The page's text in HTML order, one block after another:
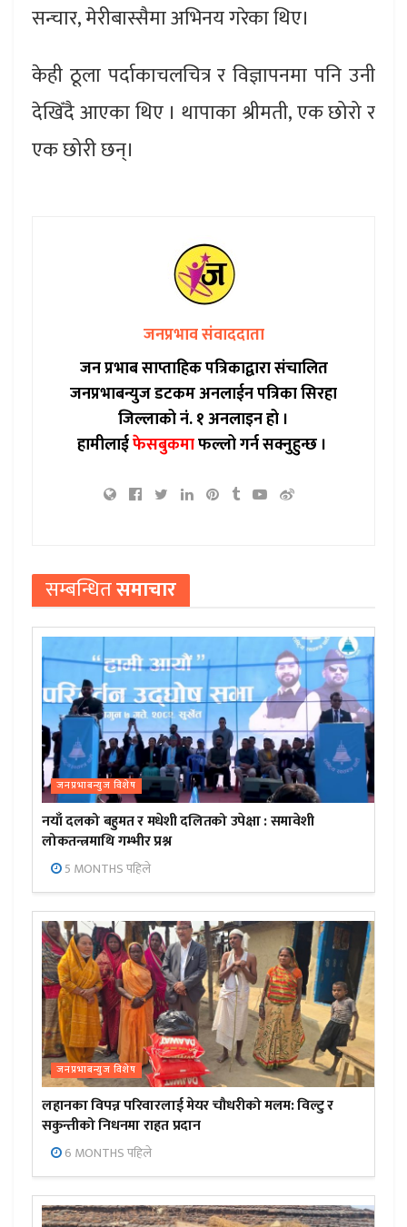
सन्चार, मेरीबास्सैमा अभिनय गरेका थिए।
केही ठूला पर्दाकाचलचित्र र विज्ञापनमा पनि उनी
देखिँदै आएका थिए । थापाका श्रीमती, एक छोरो र
एक छोरी छन्।
जनप्रभाव संवाददाता
जन प्रभाब साप्ताहिक पत्रिकाद्वारा संचालित
जनप्रभाबन्युज डटकम अनलाईन पत्रिका सिरहा
जिल्लाको नं. १ अनलाइन हो ।
हामीलाईफेसबुकमाफल्लो गर्न सक्नुहुन्छ ।
सम्बन्धितसमाचार
जनप्रभाबन्युज विशेष
नयाँ दलको बहुमत र मधेशी दलितको उपेक्षा : समावेशी
लोकतन्त्रमाथि गम्भीर प्रश्न
5 MONTHS पहिले
जनप्रभाबन्युज विशेष
लहानका विपन्न परिवारलाई मेयर चौधरीको मलम: विल्टु र
सकुन्तीको निधनमा राहत प्रदान
6 MONTHS पहिले